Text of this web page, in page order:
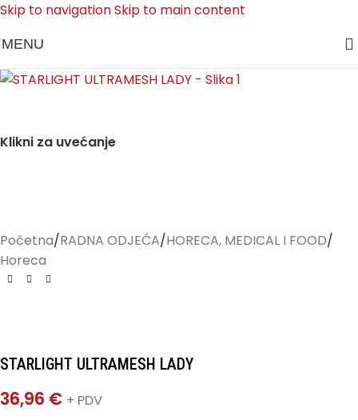
Skip to navigationSkip to main content
MENU
Klikni za uvećanje
Početna/RADNA ODJEĆA/HORECA, MEDICAL I FOOD/
Horeca
STARLIGHT ULTRAMESH LADY
36,96 € + PDV